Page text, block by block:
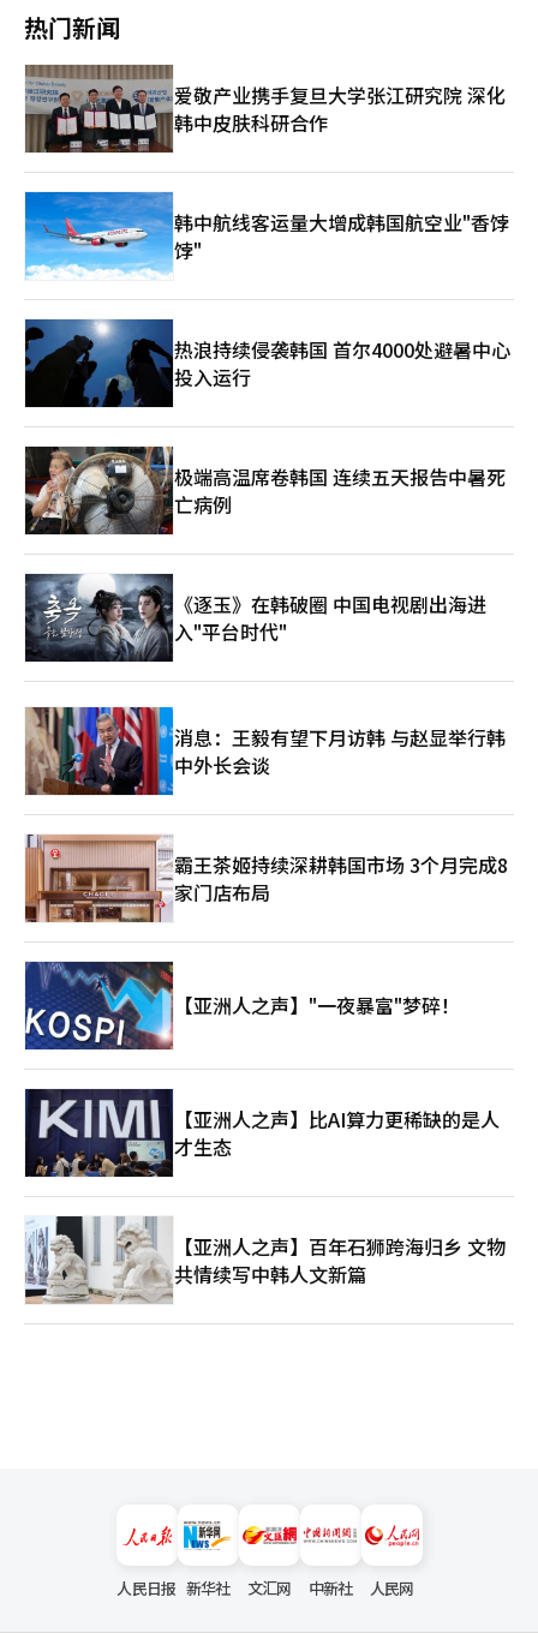
价和波动性成为全球外汇市场的最大变量，但如果情况没有急剧变
翻译与编辑。
的自动安全测试后仍未被发现。 专家们认为，如果韩国参与项目
天乡大学信息安全学教授严兴烈表示：“基于AI的安全的关键在于
多快能找到和修补漏洞的速度竞争。参与玻璃翅将使我们能够提前
获得全球大科技公司的漏洞和修补信息，从而显著缩短国内应对体
系的时间。” 他还指出：“朝鲜等国可能会开发基于AI的安全和攻
击模型，因此，首先发现漏洞并建立防御体系的国家将占据优势。
将目前数月进行一次的漏洞共享和修补应对体系缩短到一天到一周
的水平至关重要。”※ 本报道经人工智能（AI）系统翻译与编辑。
之加剧。因此，政府也在考虑参与项目‘玻璃翅膀’，希望通过实
际系统和基础设施应用米托斯来寻找漏洞并验证防御体系。 国内
安全行业普遍认为，AI安全的担忧早已是预见之中的情况。安全行
业在应对AI高度化带来的黑客场景方面已有准备，此次米托斯冲击
使得对AI安全威胁的关注度进一步提升。 分析指出，米托斯等技术
并没有产生新的攻击手法，而是通过AI显著提高了探测和攻击安全
漏洞的速度及自动化水平。攻击方式如漏洞利用、恶意代码执行和
命令执行等与传统黑客方式并无太大差异。但AI提升了攻击者的探
测速度、重复性和精细度，因此企业的应对体系也需随之改变。
因此，安全策略也从事前阻断为主转向快速探测与分析、响应、数
据加密和零信任为中心的高端化。 安乐认为，米托斯冲击是安全
行业转向新防御体系的时机。与其试图事先阻断所有攻击，不如快
速识别和分析新出现的威胁，并迅速作出反应变得更加重要。 他
为本身的识别和控制领域也应扩展到AI安全之中。 法数AI则强调在
数据泄露后最小化损失的重要性。随着AI基础攻击的高度化，完全
阻断所有侵害在现实中变得困难。因此，即使数据泄露，也要确保
攻击者无法查看或滥用数据，加密显得尤为重要。 法数AI相关人士
表示：“我们通过企业文档和数据加密解决方案‘FED（Fasoo
Enterprise DRM）’和数据识别与分类解决方案‘FDR（Fasoo
Data Radar）’等来保护数据本身。” SGA解决方案公司指出，
AI基础攻击的目标是数据窃取，因此数据库（DB）访问权限管
理、访问控制和服务器间横向移动阻断显得尤为重要。SGA解决方
案的相关人士表示：“为此，在服务器安全领域加强微分段（内部
网络最小化）和扩展零信任架构的安全体系至关重要。” 然而，
也有观点指出，国内安全行业在验证实际威胁水平和提升应对体系
方面存在局限性，原因在于难以直接接触像米托斯这样的有限AI安
全研究项目。因此，国内安全企业面临着增强自身AI安全能力和自
动化体系的任务。※ 本报道经人工智能（AI）系统翻译与编辑。
热门新闻
爱敬产业携手复旦大学张江研究院 深化
韩中皮肤科研合作
韩中航线客运量大增成韩国航空业"香饽
饽"
热浪持续侵袭韩国 首尔4000处避暑中心
投入运行
极端高温席卷韩国 连续五天报告中暑死
亡病例
《逐玉》在韩破圈 中国电视剧出海进
入"平台时代"
消息：王毅有望下月访韩 与赵显举行韩
中外长会谈
霸王茶姬持续深耕韩国市场 3个月完成8
家门店布局
【亚洲人之声】"一夜暴富"梦碎！
【亚洲人之声】比AI算力更稀缺的是人
才生态
【亚洲人之声】百年石狮跨海归乡 文物
共情续写中韩人文新篇
人民日报 新华社 文汇网 中新社 人民网